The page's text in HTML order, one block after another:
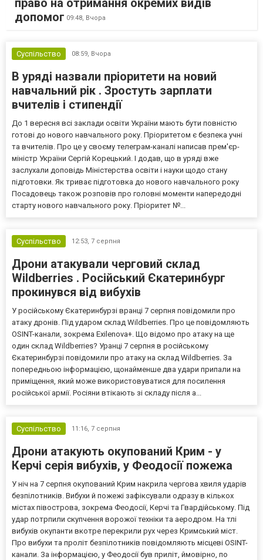
право на отримання окремих видів
допомог 09:48, Вчора
Суспільство 08:59, Вчора
В уряді назвали пріоритети на новий
навчальний рік . Зростуть зарплати
вчителів і стипендії
До 1 вересня всі заклади освіти України мають бути повністю
готові до нового навчального року. Пріоритетом є безпека учні
та вчителів. Про це у своєму телеграм-каналі написав прем'єр-
міністр України Сергій Корецький. І додав, що в уряді вже
заслухали доповідь Міністерства освіти і науки щодо стану
підготовки. Як триває підготовка до нового навчального року
Посадовець також розповів про головні моменти напередодні
старту нового навчального року. Пріоритет №...
Суспільство 12:53, 7 серпня
Дрони атакували черговий склад
Wildberries . Російський Єкатеринбург
прокинувся від вибухів
У російському Єкатеринбурзі вранці 7 серпня повідомили про
атаку дронів. Під ударом склад Wildberries. Про це повідомляють
OSINT-канали, зокрема Exilenova+. Що відомо про атаку на ще
один склад Wildberries? Уранці 7 серпня в російському
Єкатеринбурзі повідомили про атаку на склад Wildberries. За
попередньою інформацією, щонайменше два удари припали на
приміщення, який може використовуватися для посилення
російської армії. Росіяни втікають зі складу після а...
Суспільство 11:16, 7 серпня
Дрони атакують окупований Крим - у
Керчі серія вибухів, у Феодосії пожежа
У ніч на 7 серпня окупований Крим накрила чергова хвиля ударів
безпілотників. Вибухи й пожежі зафіксували одразу в кількох
містах півострова, зокрема Феодосії, Керчі та Гвардійському. Під
удар потрпили скупчення ворожої техніки та аеродром. На тлі
вибухів окупанти вкотре перекрили рух через Кримський міст.
Про вибухи та проліт безпілотників повідомляють місцеві OSINT-
канали. За інформацією, у Феодосії був приліт, ймовірно, по